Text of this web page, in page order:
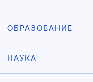
ОБРАЗОВАНИЕ
НАУКА